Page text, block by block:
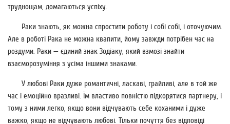
труднощам, домагаються успіху.
Раки знають, як можна спростити роботу і собі собі, і оточуючим.
Але в роботі Рака не можна квапити, йому завжди потрібен час на
роздуми. Раки — єдиний знак Зодіаку, який взмозі знайти
взаєморозуміння з усіма іншими знаками.
У любові Раки дуже романтичні, ласкаві, грайливі, але в той же
час і емоційно вразливі. Їм властиво повністю підкорятися партнеру, і
тому з ними легко, якщо вони відчувають себе коханими і дуже
важко, якщо не відчувають любові. Тільки почуття без відповіді